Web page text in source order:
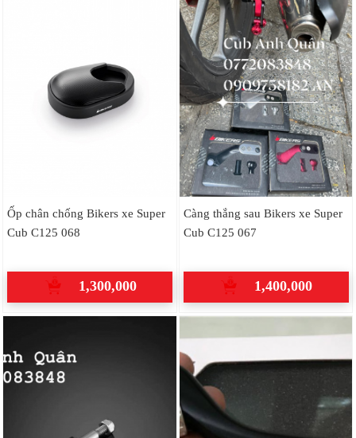
Ốp chân chống Bikers xe Super
Cub C125 068
1,300,000
Càng thắng sau Bikers xe Super
Cub C125 067
1,400,000